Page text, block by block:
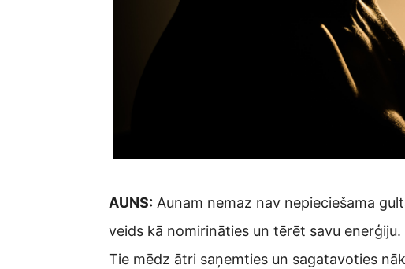
AUNS: Aunam nemaz nav nepieciešama
veids kā nomirināties un tērēt savu
Tie mēdz ātri saņemties un sagatavoties